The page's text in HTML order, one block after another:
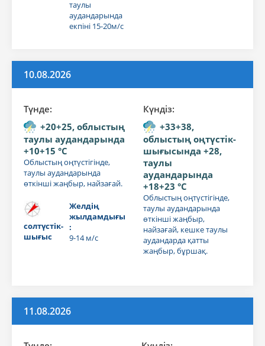
таулы
аудандарында
екпіні 15-20м/с
10.08.2026
Түнде:
+20+25, облыстың
таулы аудандарында
+10+15 °C
Облыстың оңтүстігінде,
таулы аудандарында
өткінші жаңбыр, найзағай.
солтүстік-
шығыс
Желдің
жылдамдығы
:
9-14 м/с
Күндiз:
+33+38,
облыстың оңтүстік-
шығысында +28,
таулы
аудандарында
+18+23 °C
Облыстың оңтүстігінде,
таулы аудандарында
өткінші жаңбыр,
найзағай, кешке таулы
аудандарда қатты
жаңбыр, бұршақ.
11.08.2026